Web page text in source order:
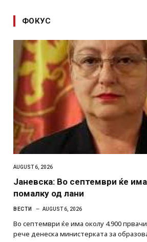
ФОКУС
AUGUST 6, 2026
Јаневска: Во септември ќе
помалку од лани
ВЕСТИ AUGUST 6, 2026
Во септември ќе има околу 4.900
рече денеска министерката за